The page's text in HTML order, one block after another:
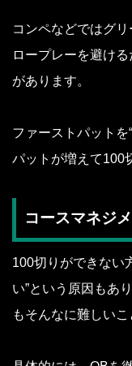
コンペなどではグ
ロープレーを避け
があります。
ファーストパットを
パットが増えて100
コースマネジ
100切りができない
い”という原因もあ
もそんなに難しいこ